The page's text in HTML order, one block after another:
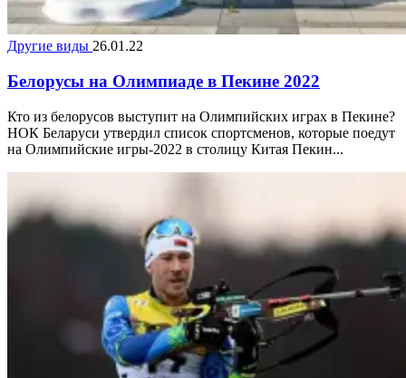
Другие виды 26.01.22
Белорусы на Олимпиаде в Пекине 2022
Кто из белорусов выступит на Олимпийских играх в Пекине?
НОК Беларуси утвердил список спортсменов, которые поедут
на Олимпийские игры-2022 в столицу Китая Пекин...